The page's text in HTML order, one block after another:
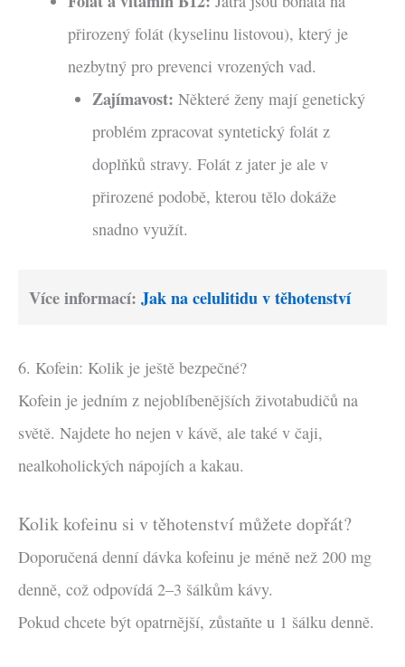
přirozený folát (kyselinu listovou), který je
nezbytný pro prevenci vrozených vad.
Zajímavost: Některé ženy mají genetický
problém zpracovat syntetický folát z
doplňků stravy. Folát z jater je ale v
přirozené podobě, kterou tělo dokáže
snadno využít.
Více informací:Jak na celulitidu v těhotenství
6. Kofein: Kolik je ještě bezpečné?
Kofein je jedním z nejoblíbenějších životabudičů na
světě. Najdete ho nejen v kávě, ale také v čaji,
nealkoholických nápojích a kakau.
Kolik kofeinu si v těhotenství můžete dopřát?
Doporučená denní dávka kofeinu je méně než 200 mg
denně, což odpovídá 2–3 šálkům kávy.
Pokud chcete být opatrnější, zůstaňte u 1 šálku denně.